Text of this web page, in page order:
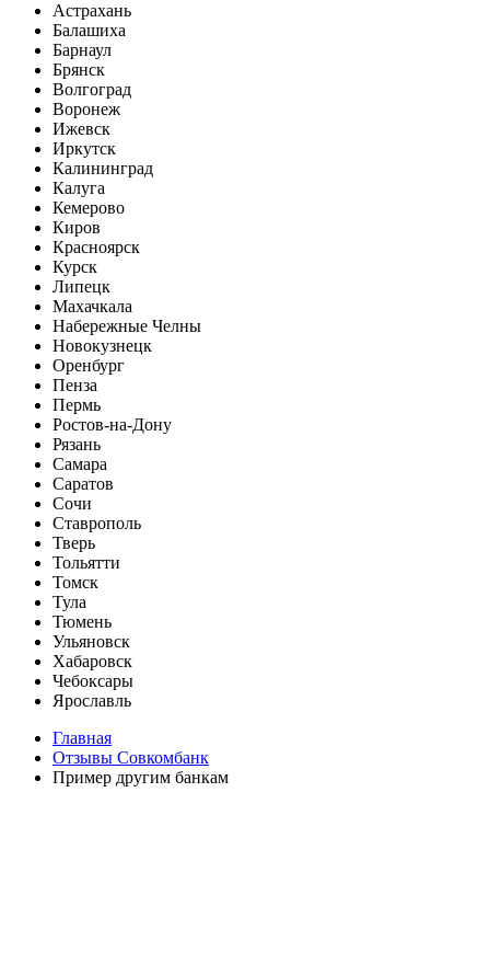
Астрахань
Балашиха
Барнаул
Брянск
Волгоград
Воронеж
Ижевск
Иркутск
Калининград
Калуга
Кемерово
Киров
Красноярск
Курск
Липецк
Махачкала
Набережные Челны
Новокузнецк
Оренбург
Пенза
Пермь
Ростов-на-Дону
Рязань
Самара
Саратов
Сочи
Ставрополь
Тверь
Тольятти
Томск
Тула
Тюмень
Ульяновск
Хабаровск
Чебоксары
Ярославль
Главная
Отзывы Совкомбанк
Пример другим банкам